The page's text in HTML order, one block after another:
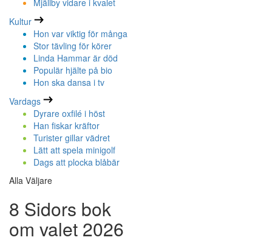
Mjällby vidare i kvalet
Kultur
Hon var viktig för många
Stor tävling för körer
Linda Hammar är död
Populär hjälte på bio
Hon ska dansa i tv
Vardags
Dyrare oxfilé i höst
Han fiskar kräftor
Turister gillar vädret
Lätt att spela minigolf
Dags att plocka blåbär
Alla Väljare
8 Sidors bok
om valet 2026